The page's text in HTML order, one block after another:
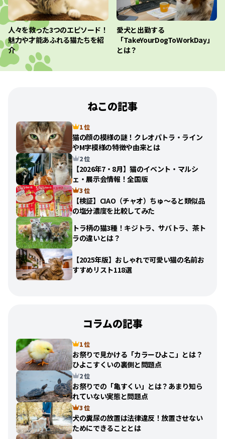
人々を救った3つのエピソード！
魅力や才能あふれる猫たちを紹
介
愛犬と出勤する
「TakeYourDogToWorkDay」
とは？
ねこの記事
1 位
猫の顔の模様の謎！クレオパトラ・ライン
やM字模様の特徴や由来とは
2 位
【2026年7・8月】猫のイベント・マルシ
ェ・展示会情報！全国版
3 位
【検証】CIAO（チャオ）ちゅ〜ると類似品
の塩分濃度を比較してみた
トラ柄の猫3種！キジトラ、サバトラ、茶ト
ラの違いとは？
【2025年版】おしゃれで可愛い猫の名前お
すすめリスト118選
コラムの記事
1 位
お祭りで見かける「カラーひよこ」とは？
ひよこすくいの裏側と問題点
2 位
お祭りでの「亀すくい」とは？あまり知ら
れていない実態と問題点
3 位
犬の糞尿の放置は法律違反！放置させない
ためにできることとは